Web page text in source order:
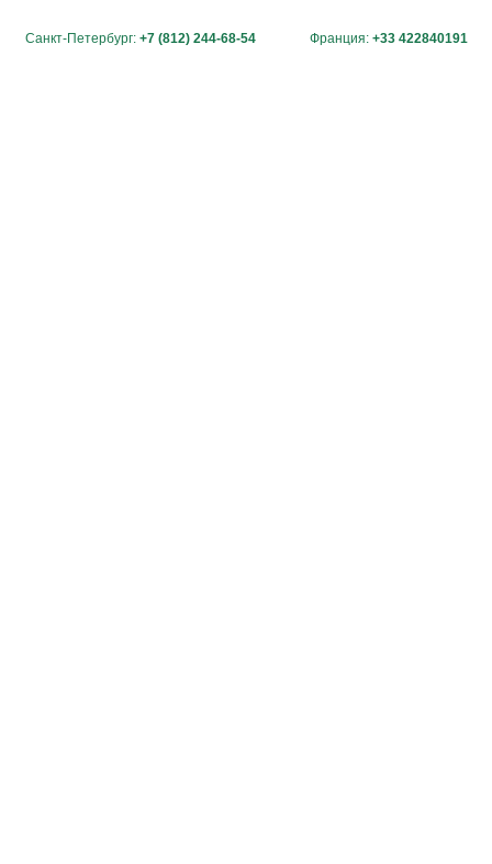
Санкт-Петербург: +7 (812) 244-68-54 Франция: +33 422840191